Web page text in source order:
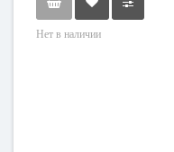
Нет в наличии